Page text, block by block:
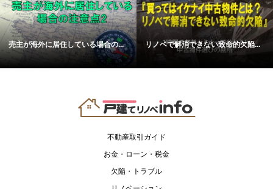
売主が海外に居住している場合の... リノベで解消できない致命的欠陥...
不動産取引ガイド
お金・ローン・税金
欠陥・トラブル